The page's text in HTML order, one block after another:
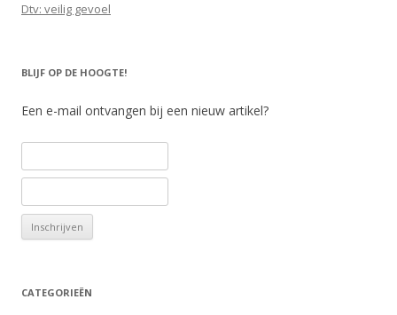
Dtv: veilig gevoel
BLIJF OP DE HOOGTE!
Een e-mail ontvangen bij een nieuw artikel?
CATEGORIEËN